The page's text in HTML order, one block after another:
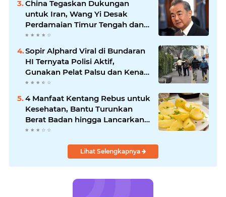
China Tegaskan Dukungan
untuk Iran, Wang Yi Desak
Perdamaian Timur Tengah dan
Soroti Ketegangan dengan AS
Sopir Alphard Viral di Bundaran
HI Ternyata Polisi Aktif,
Gunakan Pelat Palsu dan Kena
Tilang
4 Manfaat Kentang Rebus untuk
Kesehatan, Bantu Turunkan
Berat Badan hingga Lancarkan
Pencernaan
Lihat Selengkapnya